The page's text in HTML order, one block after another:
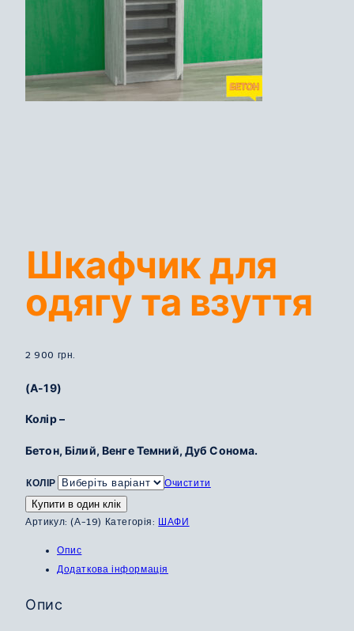
Шкафчик для
одягу та взуття
2 900 грн.
(А-19)
Колір –
Бетон, Білий, Венге Темний, Дуб Сонома.
КОЛІР Очистити
Купити в один клік
Артикул:(А-19) Категорія: ШАФИ
Опис
Додаткова інформація
Опис